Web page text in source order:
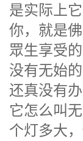
是实际上
你，就是
眾生享受
没有无始
还真没有
它怎么叫
个灯多大